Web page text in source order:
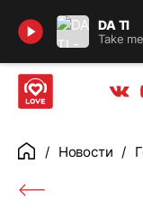
DA TI
Take
Найти
ГлавнаяНовости